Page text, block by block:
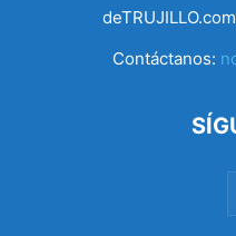
Contáctanos: